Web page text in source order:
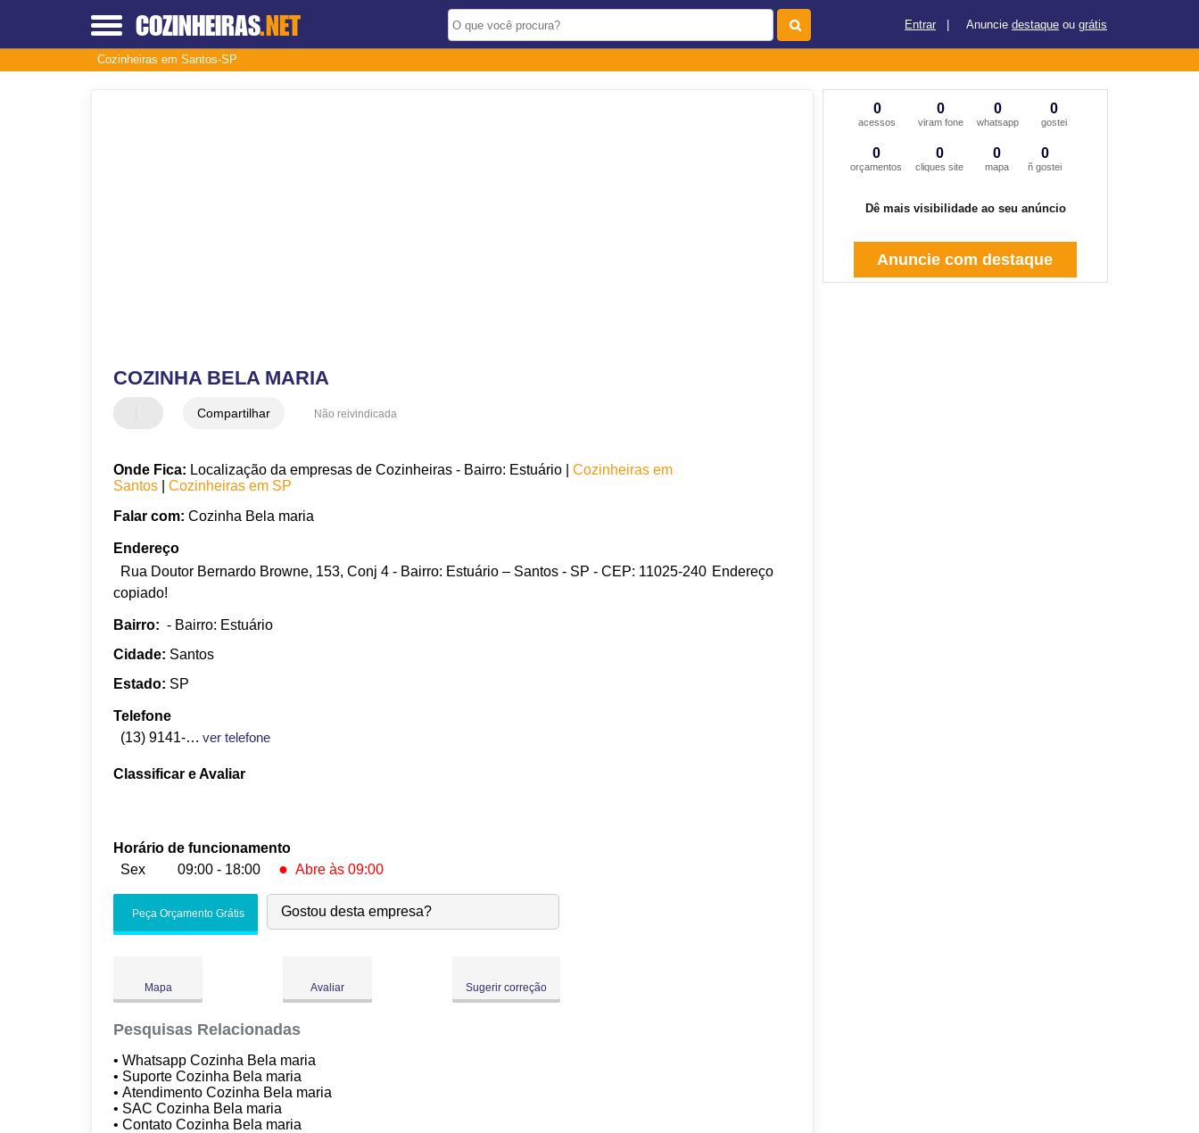
COZINHEIRAS.NET Entrar Anuncie destaque ou grátis
Cozinheiras em Santos-SP
COZINHA BELA MARIA
Compartilhar Não reivindicada
Onde Fica: Localização da empresas de Cozinheiras - Bairro: Estuário |Cozinheiras em
Santos |Cozinheiras em SP
Falar com: Cozinha Bela maria
Endereço
Rua Doutor Bernardo Browne, 153, Conj 4 - Bairro: Estuário – Santos - SP - CEP: 11025-240 Endereço
copiado!
Bairro: - Bairro: Estuário
Cidade: Santos
Estado: SP
Telefone
(13) 9141-2913
ver telefone
Classificar e Avaliar
Horário de funcionamento
Sex
09:00 - 18:00 ● Abre às 09:00
Sex:
Abre às 09:00
Dom:
Fechado
Peça Orçamento Grátis Gostou desta empresa?
Mapa Avaliar Sugerir correção
Pesquisas Relacionadas
• Whatsapp Cozinha Bela maria
• Suporte Cozinha Bela maria
• Atendimento Cozinha Bela maria
• SAC Cozinha Bela maria
• Contato Cozinha Bela maria
0
acessos
0
viram fone
0
whatsapp
0
gostei
0
orçamentos
0
cliques site
0
mapa
0
ñ gostei
Dê mais visibilidade ao seu anúncio
Anuncie com destaque